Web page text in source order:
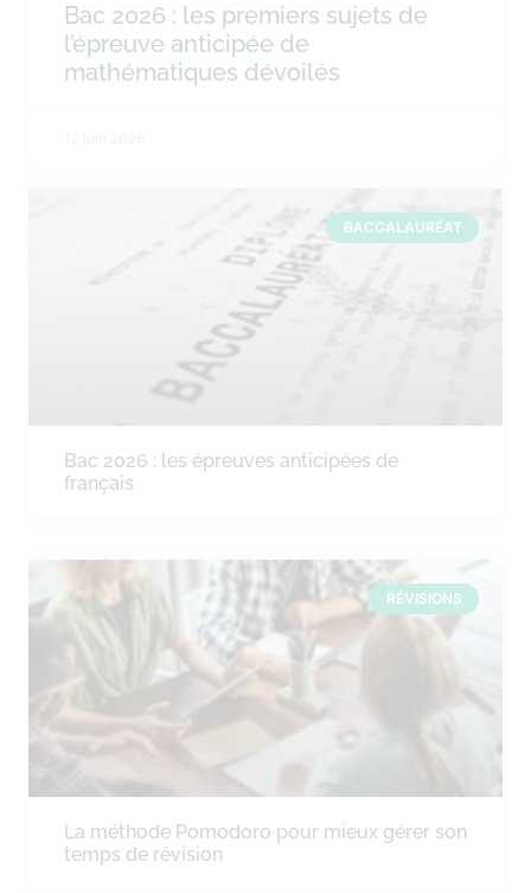
Bac 2026 : les premiers sujets de
l’épreuve anticipée de
mathématiques dévoilés
BACCALAURÉAT
Bac 2026 : les épreuves anticipées de
français
RÉVISIONS
La méthode Pomodoro pour mieux gérer son
temps de révision